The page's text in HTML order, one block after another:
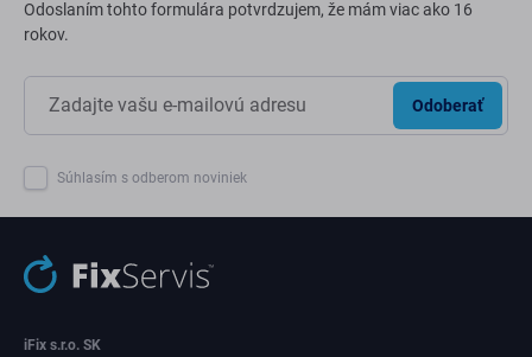
Odoslaním tohto formulára potvrdzujem, že mám viac ako 16
rokov.
Odoberať
Súhlasím s odberom noviniek
iFix s.r.o. SK